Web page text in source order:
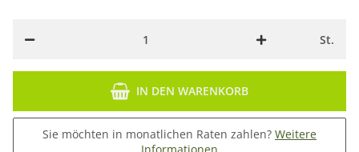
St.
IN DEN WARENKORB
Sie möchten in monatlichen Raten zahlen? Weitere